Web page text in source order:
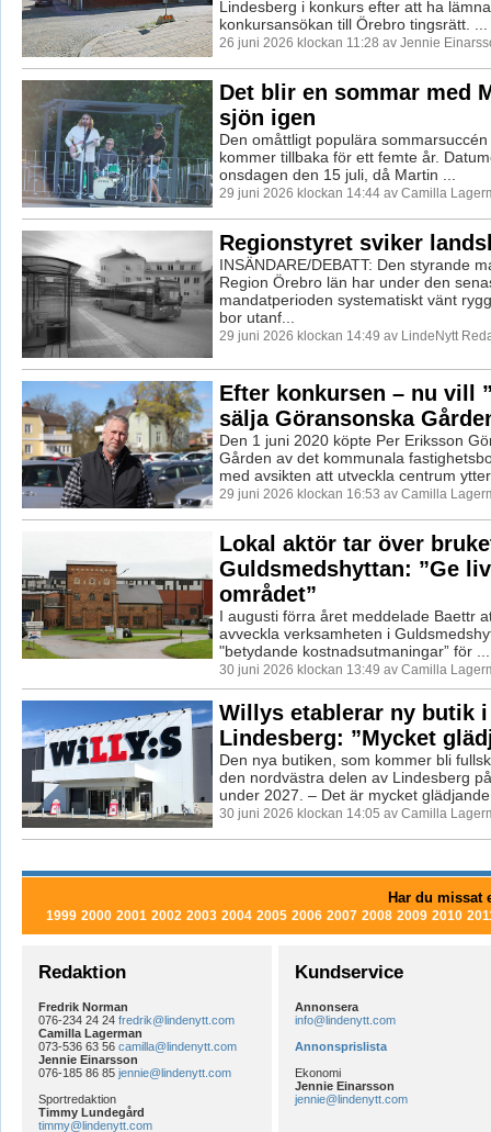
Lindesberg i konkurs efter att ha
konkursansökan till Örebro tingsrätt. ...
26 juni 2026 klockan 11:28 av Jennie
Det blir en sommar med
sjön igen
Den omåttligt populära
kommer tillbaka för ett femte år.
onsdagen den 15 juli, då Martin ...
29 juni 2026 klockan 14:44 av Camilla
Regionstyret sviker
INSÄNDARE/DEBATT: Den styrande
Region Örebro län har under den
mandatperioden systematiskt vänt
bor utanf...
29 juni 2026 klockan 14:49 av LindeNytt
Efter konkursen – nu vill
sälja Göransonska
Den 1 juni 2020 köpte Per Eriksson
Gården av det kommunala
med avsikten att utveckla centrum
29 juni 2026 klockan 16:53 av Camilla
Lokal aktör tar över
Guldsmedshyttan: ”Ge
området”
I augusti förra året meddelade Baettr
avveckla verksamheten i
"betydande kostnadsutmaningar” för ...
30 juni 2026 klockan 13:49 av Camilla
Willys etablerar ny butik i
Lindesberg: ”Mycket
Den nya butiken, som kommer bli
den nordvästra delen av Lindesberg
under 2027. – Det är mycket
30 juni 2026 klockan 14:05 av Camilla
Har du missat
1999 2000 2001 2002 2003 2004 2005 2006 2007 2008 2009 2010
Redaktion
Fredrik Norman
076-234 24 24 fredrik@lindenytt.com
Camilla Lagerman
073-536 63 56 camilla@lindenytt.com
Jennie Einarsson
076-185 86 85 jennie@lindenytt.com
Sportredaktion
Timmy Lundegård
timmy@lindenytt.com
Kundservice
Annonsera
info@lindenytt.com
Annonsprislista
Ekonomi
Jennie Einarsson
jennie@lindenytt.com